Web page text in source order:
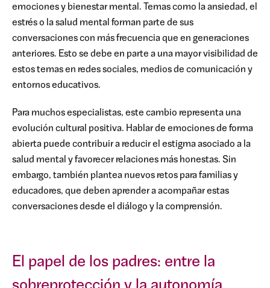
emociones y bienestar mental. Temas como la ansiedad, el
estrés o la salud mental forman parte de sus
conversaciones con más frecuencia que en generaciones
anteriores. Esto se debe en parte a una mayor visibilidad de
estos temas en redes sociales, medios de comunicación y
entornos educativos.
Para muchos especialistas, este cambio representa una
evolución cultural positiva. Hablar de emociones de forma
abierta puede contribuir a reducir el estigma asociado a la
salud mental y favorecer relaciones más honestas. Sin
embargo, también plantea nuevos retos para familias y
educadores, que deben aprender a acompañar estas
conversaciones desde el diálogo y la comprensión.
El papel de los padres: entre la